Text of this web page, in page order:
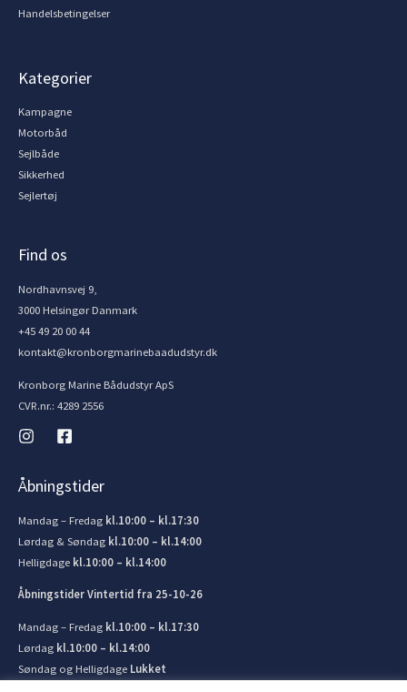
Handelsbetingelser
Kategorier
Kampagne
Motorbåd
Sejlbåde
Sikkerhed
Sejlertøj
Find os
Nordhavnsvej 9,
3000 Helsingør Danmark
+45 49 20 00 44
kontakt@kronborgmarinebaadudstyr.dk
Kronborg Marine Bådudstyr ApS
CVR.nr.: 4289 2556
Åbningstider
Mandag – Fredag kl.10:00 – kl.17:30
Lørdag & Søndag kl.10:00 – kl.14:00
Helligdage kl.10:00 – kl.14:00
Åbningstider Vintertid fra 25-10-26
Mandag – Fredag kl.10:00 – kl.17:30
Lørdag kl.10:00 – kl.14:00
Søndag og Helligdage Lukket